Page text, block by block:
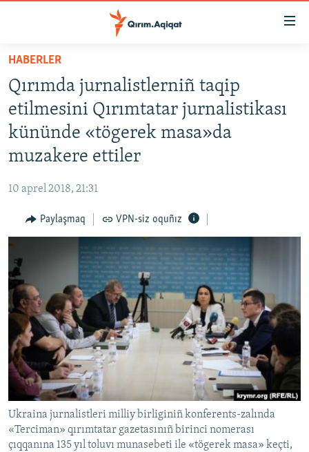
Esas
qaytmaq
Baş
navigatsiyağa
qaytmaq
Qıdıruvğa
HABERLER
SİYASET
İQTİSADİYAT
CEMİYET
İNSAN AQLARI
VİDEO
BLOGLAR
FİKİR
Русский
Українською
QOŞULIÑIZ!
HABERLER
Qırımda jurnalistlerniñ taqip
etilmesini Qırımtatar jurnalistikası
kününde «tögerek masa»da
muzakere ettiler
10 aprel 2018, 21:31
Paylaşmaq VPN-siz oquñız
Ukraina jurnalistleri milliy birliginiñ konferents-zalında
«Terciman» qırımtatar gazetasınıñ birinci nomerası
çıqqanına 135 yıl toluvı munasebeti ile «tögerek masa» keçti,